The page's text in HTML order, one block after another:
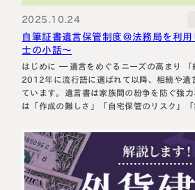
2025.10.24
自筆証書遺言保管制度＠法務局を利
士の小話～
はじめに ― 遺言をめぐるニーズの高まり 「終活」という言葉が
2012年に流行語に選ばれて以降、相続や遺
ています。遺言書は家族間の紛争を防ぐ強
は「作成の難しさ」「自宅保管のリスク」
でした。 この課題を解消すべく2020年7月に導入されたのが、法務
局による自筆証書遺言保管制…